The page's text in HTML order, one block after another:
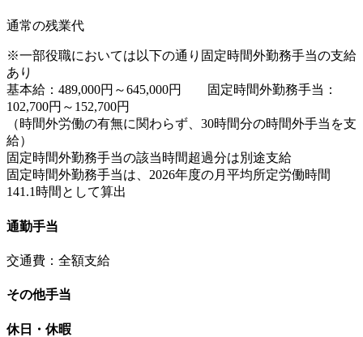
通常の残業代
※一部役職においては以下の通り固定時間外勤務手当の支給
あり
基本給：489,000円～645,000円 固定時間外勤務手当：
102,700円～152,700円
（時間外労働の有無に関わらず、30時間分の時間外手当を支
給）
固定時間外勤務手当の該当時間超過分は別途支給
固定時間外勤務手当は、2026年度の月平均所定労働時間
141.1時間として算出
通勤手当
交通費：全額支給
その他手当
休日・休暇